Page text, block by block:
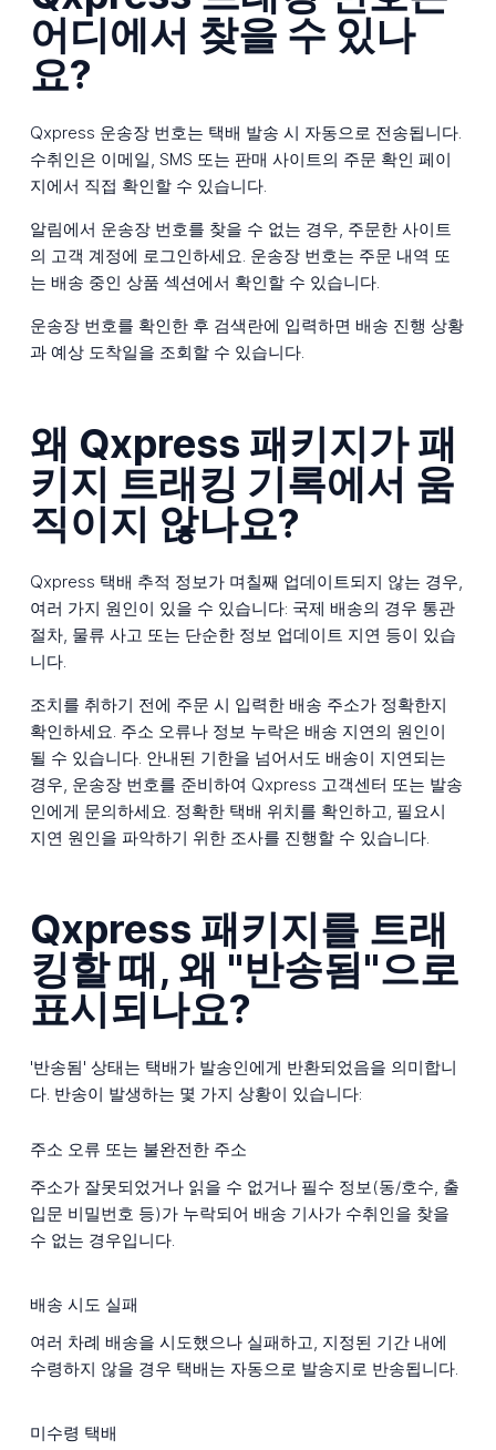
어디에서 찾을 수 있나
요?
Qxpress 운송장 번호는 택배 발송 시 자동으로 전송됩니다.
수취인은 이메일, SMS 또는 판매 사이트의 주문 확인 페이
지에서 직접 확인할 수 있습니다.
알림에서 운송장 번호를 찾을 수 없는 경우, 주문한 사이트
의 고객 계정에 로그인하세요. 운송장 번호는 주문 내역 또
는 배송 중인 상품 섹션에서 확인할 수 있습니다.
운송장 번호를 확인한 후 검색란에 입력하면 배송 진행 상황
과 예상 도착일을 조회할 수 있습니다.
왜 Qxpress 패키지가 패
키지 트래킹 기록에서 움
직이지 않나요?
Qxpress 택배 추적 정보가 며칠째 업데이트되지 않는 경우,
여러 가지 원인이 있을 수 있습니다: 국제 배송의 경우 통관
절차, 물류 사고 또는 단순한 정보 업데이트 지연 등이 있습
니다.
조치를 취하기 전에 주문 시 입력한 배송 주소가 정확한지
확인하세요. 주소 오류나 정보 누락은 배송 지연의 원인이
될 수 있습니다. 안내된 기한을 넘어서도 배송이 지연되는
경우, 운송장 번호를 준비하여 Qxpress 고객센터 또는 발송
인에게 문의하세요. 정확한 택배 위치를 확인하고, 필요시
지연 원인을 파악하기 위한 조사를 진행할 수 있습니다.
Qxpress 패키지를 트래
킹할 때, 왜 "반송됨"으로
표시되나요?
'반송됨' 상태는 택배가 발송인에게 반환되었음을 의미합니
다. 반송이 발생하는 몇 가지 상황이 있습니다:
주소 오류 또는 불완전한 주소
주소가 잘못되었거나 읽을 수 없거나 필수 정보(동/호수, 출
입문 비밀번호 등)가 누락되어 배송 기사가 수취인을 찾을
수 없는 경우입니다.
배송 시도 실패
여러 차례 배송을 시도했으나 실패하고, 지정된 기간 내에
수령하지 않을 경우 택배는 자동으로 발송지로 반송됩니다.
미수령 택배